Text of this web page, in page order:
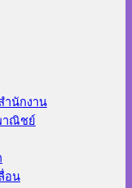
ำนักงาน
าณิชย์
อน